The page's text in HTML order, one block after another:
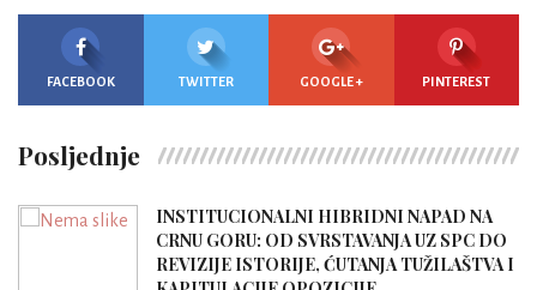
FACEBOOK TWITTER GOOGLE + PINTEREST
Posljednje
INSTITUCIONALNI HIBRIDNI NAPAD NA
CRNU GORU: OD SVRSTAVANJA UZ SPC DO
REVIZIJE ISTORIJE, ĆUTANJA TUŽILAŠTVA I